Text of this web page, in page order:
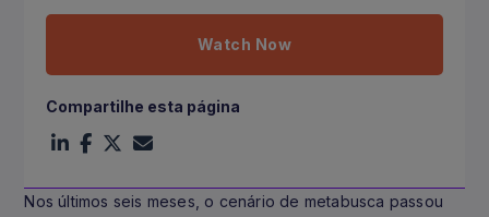
Nos últimos seis meses, o cenário de metabusca passou
Watch Now
Compartilhe esta página